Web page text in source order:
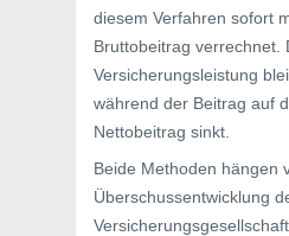
diesem Verfahren sofort
Bruttobeitrag verrechnet.
Versicherungsleistung
während der Beitrag auf
Nettobeitrag sinkt.
Beide Methoden hängen
Überschussentwicklung